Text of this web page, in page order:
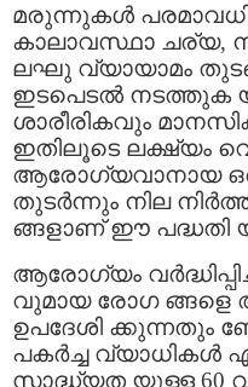
മരുന്നുകൾ
കാലാവസ്ഥാ ചര്യ,
ലഘു വ്യായാമം
ഇടപെടൽ നടത്തുക
ശാരീരികവും
ഇതിലൂടെ ലക്ഷ്യം
ആരോഗ്യവാനായ
തുടർന്നും നില
ങ്ങളാണ് ഈ പദ്ധതി
ആരോഗ്യം
വുമായ രോഗ ങ്ങളെ
ഉപദേശി ക്കുന്നതും
പകർച്ച വ്യാധികൾ
സാദ്ധ്യത യുള്ള 60